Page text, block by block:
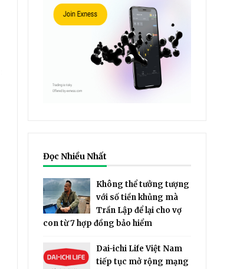
Đọc Nhiều Nhất
Không thể tưởng tượng
với số tiền khủng mà
Trần Lập để lại cho vợ
con từ 7 hợp đồng bảo hiểm
Dai-ichi Life Việt Nam
tiếp tục mở rộng mạng